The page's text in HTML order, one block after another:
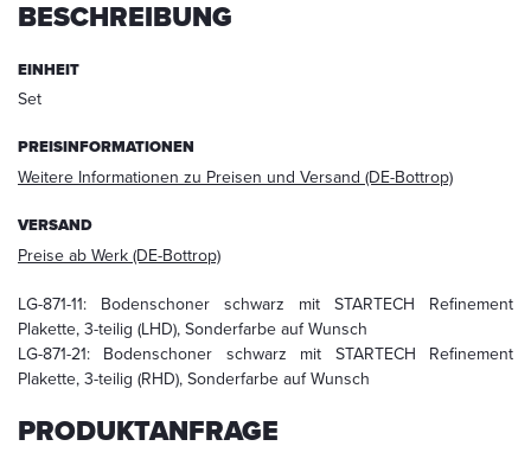
BESCHREIBUNG
EINHEIT
Set
PREISINFORMATIONEN
Weitere Informationen zu Preisen und Versand (DE-Bottrop)
VERSAND
Preise ab Werk (DE-Bottrop)
LG-871-11: Bodenschoner schwarz mit STARTECH Refinement
Plakette, 3-teilig (LHD), Sonderfarbe auf Wunsch
LG-871-21: Bodenschoner schwarz mit STARTECH Refinement
Plakette, 3-teilig (RHD), Sonderfarbe auf Wunsch
PRODUKTANFRAGE
Hinweis:
können
Ihre
jederzeit
die
per
E-
an
info@startech.de
widerrufen.
Detaillierte
zum
Umgang